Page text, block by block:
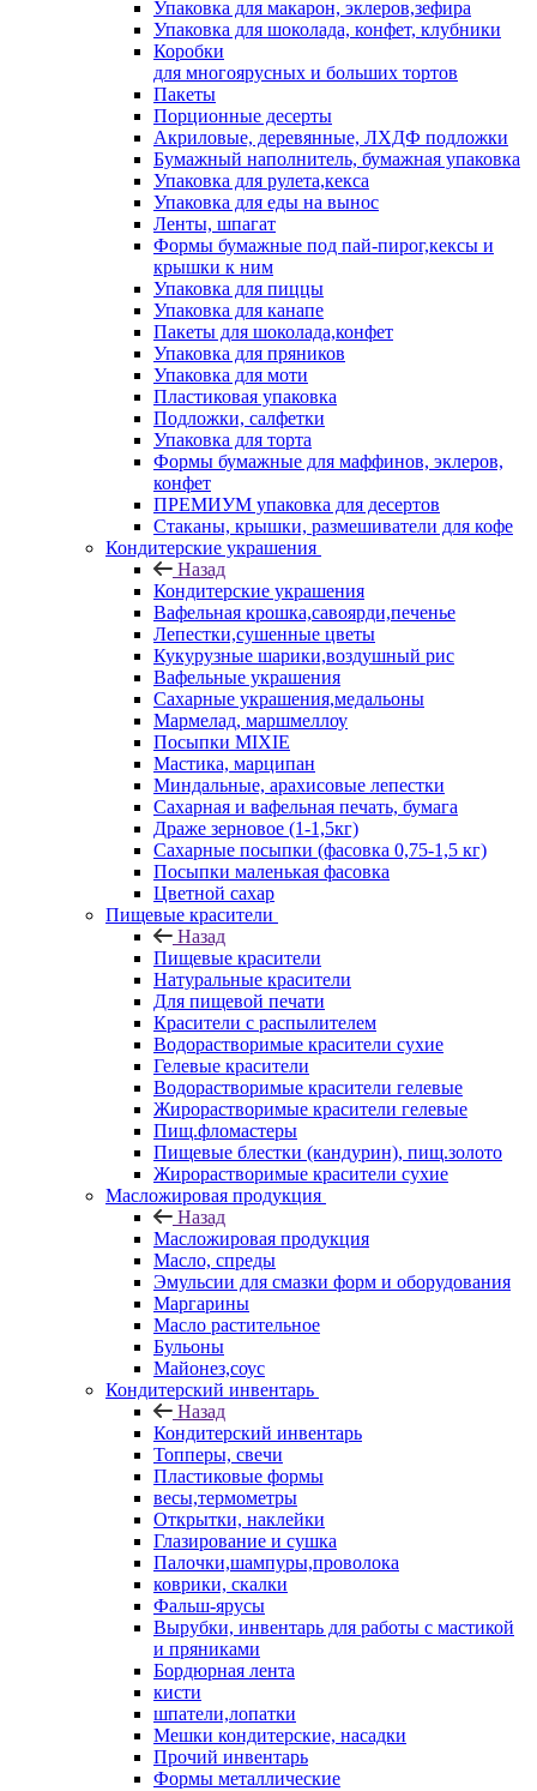
Упаковка для макарон, эклеров,зефира
Упаковка для шоколада, конфет, клубники
Коробки
для многоярусных и больших тортов
Пакеты
Порционные десерты
Акриловые, деревянные, ЛХДФ подложки
Бумажный наполнитель, бумажная упаковка
Упаковка для рулета,кекса
Упаковка для еды на вынос
Ленты, шпагат
Формы бумажные под пай-пирог,кексы и
крышки к ним
Упаковка для пиццы
Упаковка для канапе
Пакеты для шоколада,конфет
Упаковка для пряников
Упаковка для моти
Пластиковая упаковка
Подложки, салфетки
Упаковка для торта
Формы бумажные для маффинов, эклеров,
конфет
ПРЕМИУМ упаковка для десертов
Стаканы, крышки, размешиватели для кофе
Кондитерские украшения
Назад
Кондитерские украшения
Вафельная крошка,савоярди,печенье
Лепестки,сушенные цветы
Кукурузные шарики,воздушный рис
Вафельные украшения
Сахарные украшения,медальоны
Мармелад, маршмеллоу
Посыпки MIXIE
Мастика, марципан
Миндальные, арахисовые лепестки
Сахарная и вафельная печать, бумага
Драже зерновое (1-1,5кг)
Сахарные посыпки (фасовка 0,75-1,5 кг)
Посыпки маленькая фасовка
Цветной сахар
Пищевые красители
Назад
Пищевые красители
Натуральные красители
Для пищевой печати
Красители с распылителем
Водорастворимые красители сухие
Гелевые красители
Водорастворимые красители гелевые
Жирорастворимые красители гелевые
Пищ.фломастеры
Пищевые блестки (кандурин), пищ.золото
Жирорастворимые красители сухие
Масложировая продукция
Назад
Масложировая продукция
Масло, спреды
Эмульсии для смазки форм и оборудования
Маргарины
Масло растительное
Бульоны
Майонез,соус
Кондитерский инвентарь
Назад
Кондитерский инвентарь
Топперы, свечи
Пластиковые формы
весы,термометры
Открытки, наклейки
Глазирование и сушка
Палочки,шампуры,проволока
коврики, скалки
Фальш-ярусы
Вырубки, инвентарь для работы с мастикой
и пряниками
Бордюрная лента
кисти
шпатели,лопатки
Мешки кондитерские, насадки
Прочий инвентарь
Формы металлические